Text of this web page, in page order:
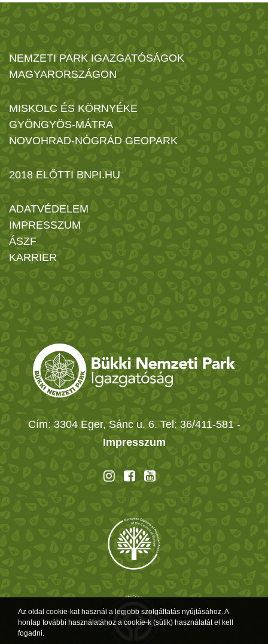
NEMZETI PARK IGAZGATÓSÁGOK
MAGYARORSZÁGON
MISKOLC ÉS KÖRNYÉKE
GYÖNGYÖS-MÁTRA
NOVOHRAD-NÓGRÁD GEOPARK
2018 ELŐTTI BNPI.HU
ADATVÉDELEM
IMPRESSZUM
ÁSZF
KARRIER
Cím: 3304 Eger, Sánc u. 6. Tel: 36/411-581 -
Impresszum
Az oldal cookie-kat használ a legjobb szolgáltatás nyújtásához. A
honlap további használatához a cookie-k (sütik) használatát el kell
fogadni.